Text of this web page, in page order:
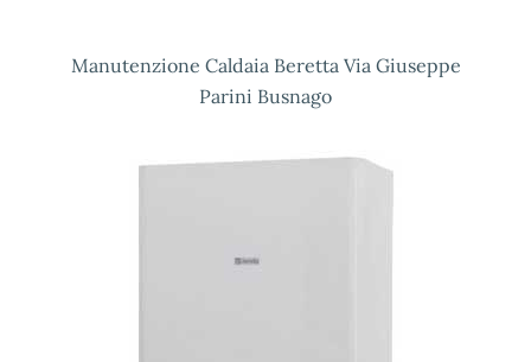
Manutenzione Caldaia Beretta Via Giuseppe
Parini Busnago